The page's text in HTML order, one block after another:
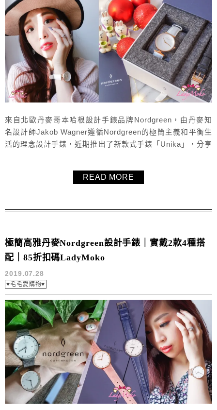
來自北歐丹麥哥本哈根設計手錶品牌Nordgreen，由丹麥知
名設計師Jakob Wagner遵循Nordgreen的極簡主義和平衡生
活的理念設計手錶，近期推出了新款式手錶「Unika」，分享
中文官網使用一次LadyMoko折扣碼，Nordgreen就會捐助一
READ MORE
極簡高雅丹麥Nordgreen設計手錶｜實戴2款4種搭
配｜85折扣碼LadyMoko
2019.07.28
♥毛毛愛購物♥